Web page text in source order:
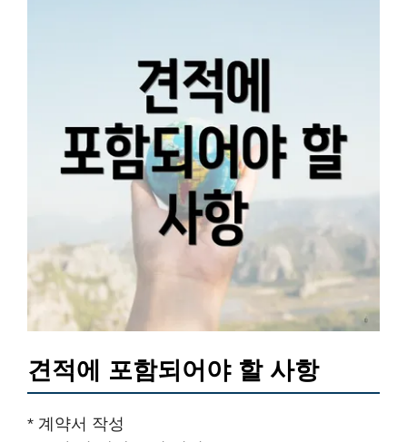
견적에 포함되어야 할 사항
​* 계약서 작성